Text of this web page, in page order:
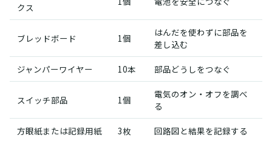
クス
ブレッドボード 1個
はんだを使わずに部品を
差し込む
ジャンパーワイヤー 10本 部品どうしをつなぐ
スイッチ部品 1個
電気のオン・オフを調べ
る
方眼紙または記録用紙 3枚 回路図と結果を記録する